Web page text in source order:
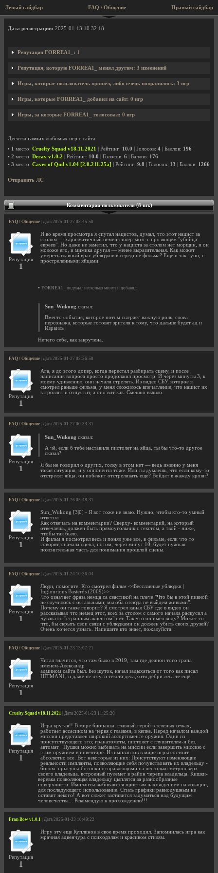
Левый сайдбар Правый сайдбар
FAQ / Общение
Профиль пользователя FORREA1_
Дата регистрации: 2025-01-13 10:32:18
Репутация FORREA1_: 1
Репутация, которую FORREA1_ менял другим: 3 изменений
Игры, которые пользователь прошёл, либо очень понравились: 3 игр
Игры, которые FORREA1_ добавил на сайт: 0 игр
Игры, за которые FORREA1_ голосовал: 0 игр
Десятка самых любимых игр с сайта:
• 1 место: Cruelty Squad v18.11.2021 | Рейтинг: 10.0 | Голосов: 4 | Баллов: 196
• 2 место: Decay v1.0.2 | Рейтинг: 10.0 | Голосов: 6 | Баллов: 176
• 3 место: Caves of Qud v1.04 [2.0.211.25a] | Рейтинг: 9.8 | Голосов: 13 | Баллов: 1266
Отправить ЛС
Комментарии пользователя (8 шт.)
FAQ / Общение | Дата 2025-01-27 03:45:50
Репутация
1
И во время просмотра я спутал нацистов, думал, что этот нацист за
столом — харизматичный немец-гипер-мозг с прозвищем "убийца
евреев". Но даже не заметил, что у нациста за столом нет морщин, и он
моложе его, и мимика другая — менее выразительная. Как может
умереть главный враг ублюдков в середине фильма? Еще и так тупо, с
простреленными яйцами.
• FORREA1_ подумал несколько минут и добавил:
Sun_Wukong сказал:
Вместо события, которое потом сыграет важную роль, слова
персонажа, которые готовят зрителя к тому, что дальше будет ад и
Израиль
Нечего себе, как закручена.
FAQ / Общение | Дата 2025-01-27 03:26:58
Репутация
1
Ага, я до этого допер, когда перестал разбирать сцену, и после
написания вопроса просто продолжил просмотр. И через минуты 3, к
моему удивлению, они начали стрелять. Из видео СБУ, которое я
смотрел раньше фильма, у меня сложилось впечатление, что нацист их
затроллит и отпустит, а оно вот как. Смешно вышло.
FAQ / Общение | Дата 2025-01-27 00:33:31
Репутация
1
Sun_Wukong сказал:
А чё, если б тебе наставили пистолет на яйца, ты бы что-то другое
сказал?
Я бы не говорил о других, толку в этом нет — ведь именно у меня
такая ситуация, и у оппонента тоже. Или ты думаешь, что если кому-то
отстрелят яйца, он побежит отстреливать еще? Войдет в жажду крови?
FAQ / Общение | Дата 2025-01-26 05:48:31
Репутация
1
Sun_Wukong [3|0] - Я вот тоже не знаю. Нужно, чтобы кто-то умный
ответил.
Как отвечать на комментарии? Сверху- комментарий, на который
отвечаешь, должен быть прямоугольник с текстом, а твой - ниже,
чтобы так было.
И фильм я посмотрел весь и понял уже все, в фильме, если что то
говорят, сначала сцена, потом, через минут 10, будет нужная
пояснительная часть для понимания прошлой сцены.
FAQ / Общение | Дата 2025-01-24 10:36:04
Репутация
1
Люди, помогите. Кто смотрел фильм <<Бесславные ублюдки |
Inglourious Basterds (2009)>>.
Что означает фраза немца са свастикой на плече "Что бы в этой пивной
не случилось с остальными, мы оба отсюда не выйдем живыми".
Почему он такое говорит? Я смотрел канал СБУ где в видео он
рассказывал что немец этот, всех за столом с самого начала раскусил а
чувака со "странным акцентом" нет. Так что он имел виду? Может то
что, бы скрыть свои связи с ублюдками он должен убить своих друзей?
Очень хочется узнать. Напишите кто знает, пожалуйста.
FAQ / Общение | Дата 2025-01-23 13:07:21
Репутация
1
Читал значится, что там было в 2019, там где деанон того трапа
именем-Александр
админом сайта был. Без шуток, начал задыхаться от того как писал
HITMAN1, и даже не в сути текста дела,хотя дебри леса те еще.
Cruelty Squad v18.11.2021 | Дата 2025-01-23 11:25:20
Репутация
1
Игра крутая!! В мире биопанка, главный герой в зеленых очках,
работает ассасином на червя с глазами, в кепке. Перед началом каждой
миссии представлен широкий ассортименте оружия. Одни из
присутствующего это; гранатометы, пистолет с глушителем-и без,
автомат . Пушки можно выбивать на миссии если завершить миссию с
этим оружием в инвентаре. Из имплантов в мире игры состоит
абсолютно все. Вот некоторые из них: Присутствуют изменяющие
реальности импланты, позволяющие себя почувствовать их владельцу -
богом. прыгуны-ботинки отправлющими на несколько метров верх
своего владельца. встроеный пулемет в район черепа владельца. Кишки-
веревка позволяющая владельцу цыплятса за разнообразные
поверхности. Импланты выбиваются простым нахождением на локации,
для последующего использование. Стиль графики равнодушным не
оставит некого! А вот сюжет заставится задуматься над будущим
человечества... Рекомендую к прохожденею!!!
Fran Bow v1.0.1 | Дата 2025-01-23 10:49:22
Репутация
1
Игру эту еще Куплинов в свое время проходил. Запомнилась игра как
мрачная адвенчура с психодэлам и красивом стилям.